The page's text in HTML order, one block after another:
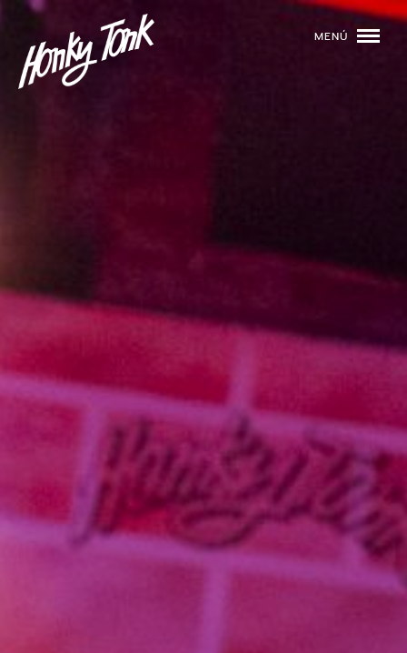
MENÚ
03 EVENTOS
04 TOCA CON NOSOTROS
QUIÉNES SOMOS
NUESTRA HISTORIA RIDER TÉCNICO
GALERÍA
DE IMÁGENES
06 CONTACTO